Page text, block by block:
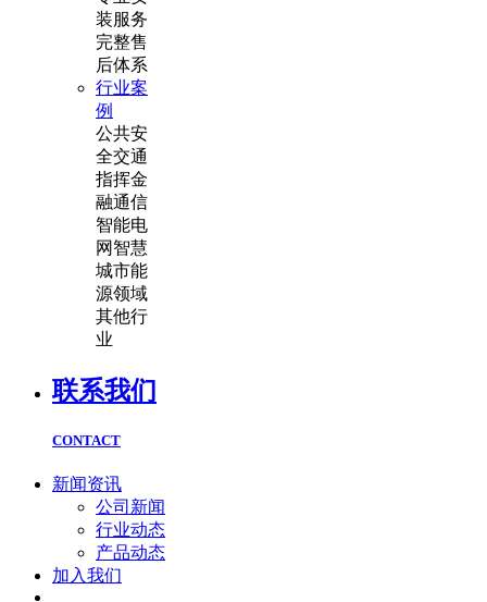
装服务
完整售
后体系
行业案
例
公共安
全交通
指挥金
融通信
智能电
网 智慧
城市能
源领域
其他行
业
联系我们
CONTACT
新闻资讯
公司新闻
行业动态
产品动态
加入我们